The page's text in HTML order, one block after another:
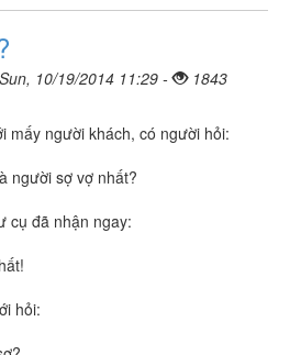
10/19/2014 11:29 - 1843
mấy người khách, có người hỏi:
người sợ vợ nhất?
cụ đã nhận ngay:
hỏi: